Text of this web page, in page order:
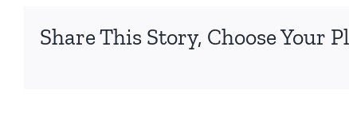
Share This Story, Choose Your